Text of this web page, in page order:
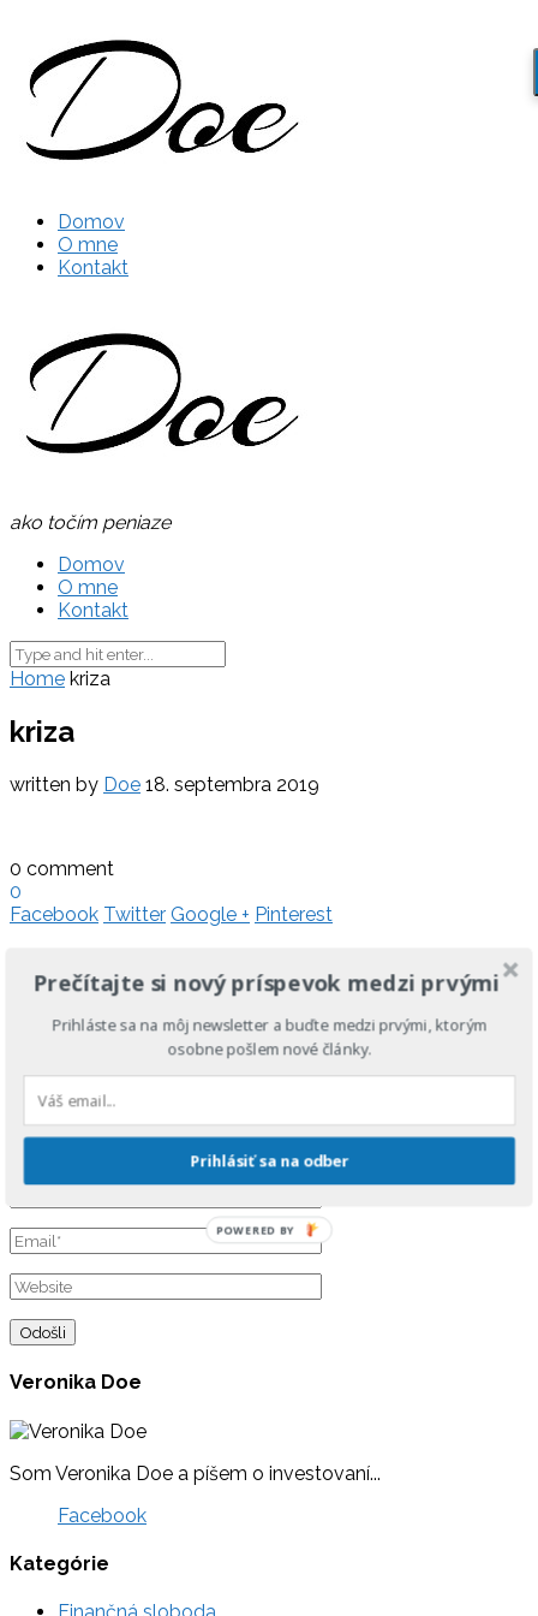
Domov
O mne
Kontakt
ako točím peniaze
Domov
O mne
Kontakt
Home kriza
kriza
written by Doe 18. septembra 2019
0 comment
0
Facebook Twitter Google + Pinterest
Veronika Doe
Som Veronika Doe a píšem o investovaní...
Facebook
Kategórie
Prečítajte si nový príspevok medzi prvými
Prihláste sa na môj newsletter a buďte medzi prvými, ktorým
osobne pošlem nové články.
Prihlásiť sa na odber
POWERED BY